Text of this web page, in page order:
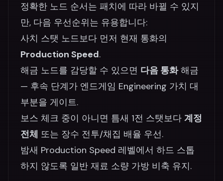
정확한 노드 순서는 패치에 따라 바뀔 수 있지
만, 다음 우선순위는 유용합니다:
사치 스탯 노드보다 먼저 현재 통화의
Production Speed.
해금 노드를 감당할 수 있으면 다음 통화해금
— 후속 단계가 엔드게임 Engineering 가치 대
부분을 게이트.
보스 체크 중이 아니면 틈새 1전 스탯보다 계정
전체 또는 장수 전투/채집 배율 우선.
밤새 Production Speed 레벨에서 하드 스톱
하지 않도록 일반 재료 소량 가방 비축 유지.